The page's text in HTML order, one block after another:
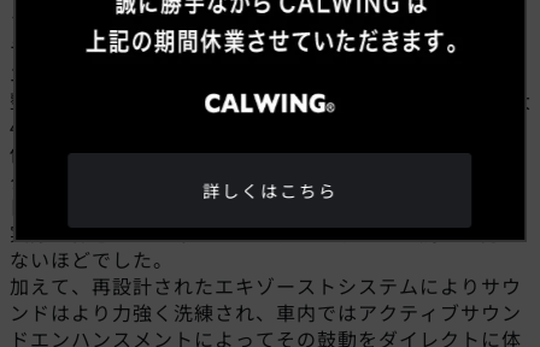
さらにアルマーダ NISMOでは、このVR35DDTTに専用
チューニングを実施。
エンジン制御の最適化とバルブクリアランスの精密な調
整により、最高出力は標準モデルから35hp向上し、最大
460hp（ハイオク使用時）を発生します。
低回転域から力強いトルクを生み出すことで、アルマー
ダの巨体を余裕で加速！
日産V6エンジンのDNAである、シャープなレスポンスを
実際に体感したキャルウイングスタッフも、驚きを隠せ
ないほどでした。
加えて、再設計されたエキゾーストシステムによりサウ
ンドはより力強く洗練され、車内ではアクティブサウン
ドエンハンスメントによってその鼓動をダイレクトに体
詳しくはこちら